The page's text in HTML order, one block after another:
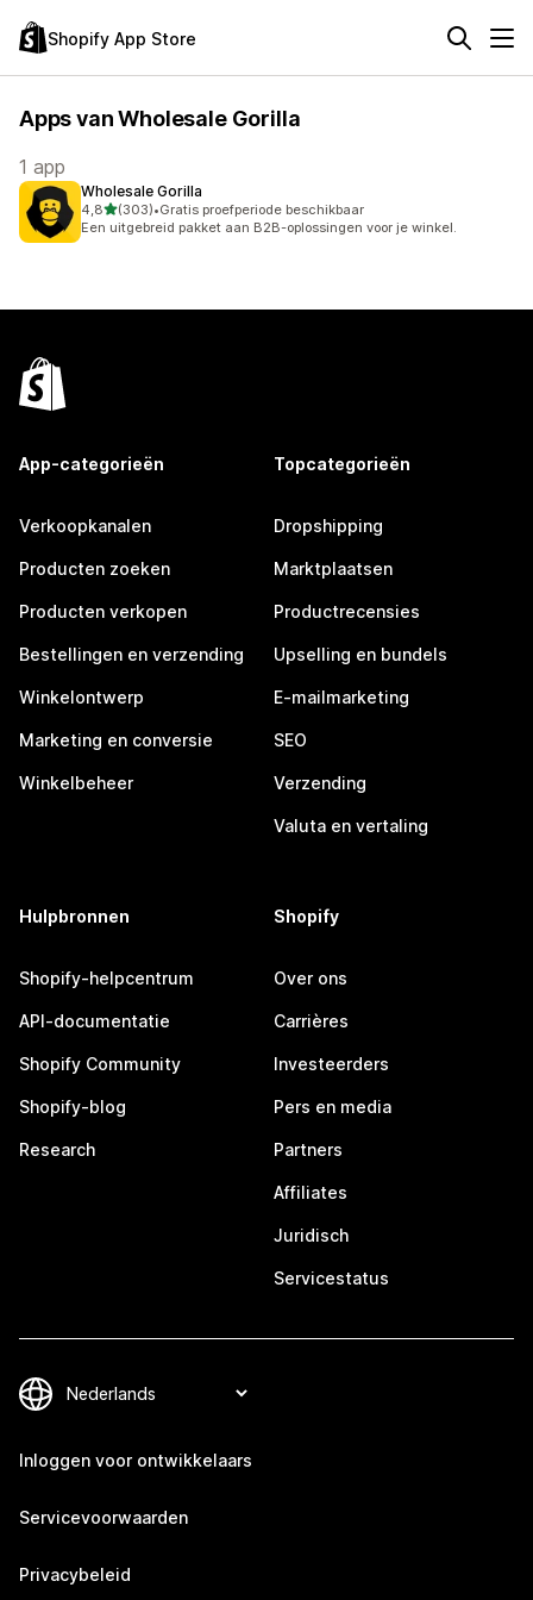
Shopify App Store
Apps van Wholesale Gorilla
1 app
Wholesale Gorilla
4,8van 5 sterren
(303)
303 recensies in totaal
•Gratis proefperiode beschikbaar
Een uitgebreid pakket aan B2B-oplossingen voor je winkel.
App-categorieën
Verkoopkanalen
Producten zoeken
Producten verkopen
Bestellingen en verzending
Winkelontwerp
Marketing en conversie
Winkelbeheer
Topcategorieën
Dropshipping
Marktplaatsen
Productrecensies
Upselling en bundels
E-mailmarketing
SEO
Verzending
Valuta en vertaling
Hulpbronnen
Shopify-helpcentrum
API-documentatie
Shopify Community
Shopify-blog
Research
Shopify
Over ons
Carrières
Investeerders
Pers en media
Partners
Affiliates
Juridisch
Servicestatus
Inloggen voor ontwikkelaars
Servicevoorwaarden
Privacybeleid